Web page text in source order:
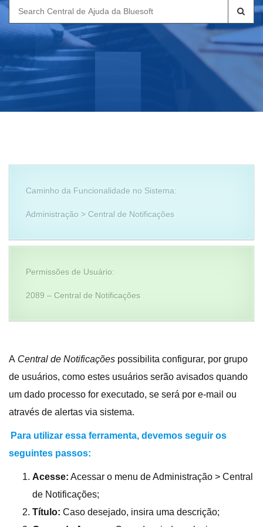
Search
for:
Caminho da Funcionalidade no Sistema:
Administração > Central de Notificações
Permissões de Usuário:
2089 – Central de Notificações
A Central de Notificações possibilita configurar, por grupo
de usuários, como estes usuários serão avisados quando
um dado processo for executado, se será por e-mail ou
através de alertas via sistema.
Para utilizar essa ferramenta, devemos seguir os
seguintes passos:
Acesse: Acessar o menu de Administração > Central
de Notificações;
Título: Caso desejado, insira uma descrição;